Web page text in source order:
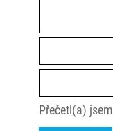
Přečetl(a)